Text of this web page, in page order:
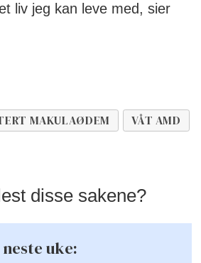
liv jeg kan leve med, sier
MAKULAØDEM
VÅT AMD
disse sakene?
uke: